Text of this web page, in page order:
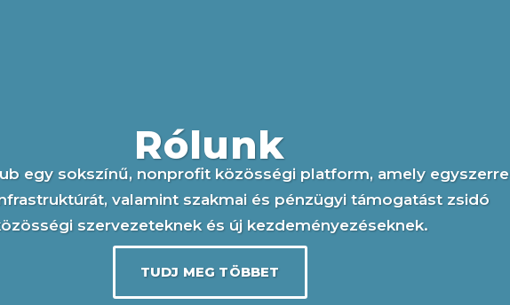
Rólunk
egy sokszínű, nonprofit közösségi platform, amely egyszerre
valamint szakmai és pénzügyi támogatást zsidó
szervezeteknek és új kezdeményezéseknek.
TUDJ MEG TÖBBET